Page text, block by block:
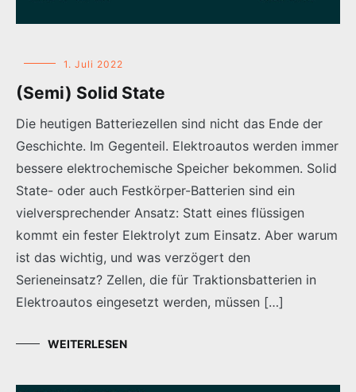
1. Juli 2022
(Semi) Solid State
Die heutigen Batteriezellen sind nicht das Ende der
Geschichte. Im Gegenteil. Elektroautos werden immer
bessere elektrochemische Speicher bekommen. Solid
State- oder auch Festkörper-Batterien sind ein
vielversprechender Ansatz: Statt eines flüssigen
kommt ein fester Elektrolyt zum Einsatz. Aber warum
ist das wichtig, und was verzögert den
Serieneinsatz? Zellen, die für Traktionsbatterien in
Elektroautos eingesetzt werden, müssen […]
WEITERLESEN